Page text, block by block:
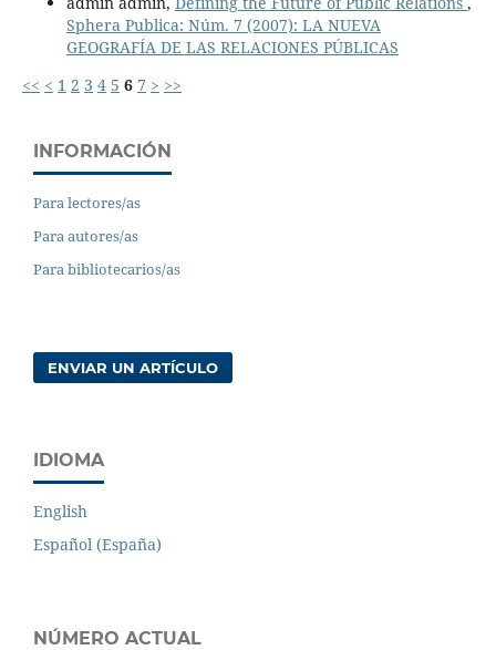
Sphera Publica: Núm. 7 (2007): LA NUEVA
GEOGRAFÍA DE LAS RELACIONES PÚBLICAS
<< < 1 2 3 4 5 6 7 > >>
INFORMACIÓN
Para lectores/as
Para autores/as
Para bibliotecarios/as
ENVIAR UN ARTÍCULO
IDIOMA
English
Español (España)
NÚMERO ACTUAL